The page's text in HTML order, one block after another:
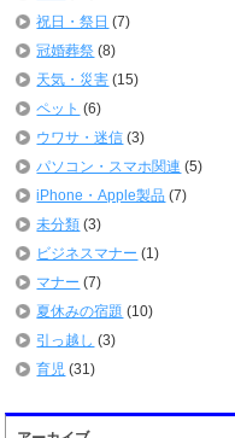
祝日・祭日 (7)
冠婚葬祭 (8)
天気・災害 (15)
ペット (6)
ウワサ・迷信 (3)
パソコン・スマホ関連 (5)
iPhone・Apple製品 (7)
未分類 (3)
ビジネスマナー (1)
マナー (7)
夏休みの宿題 (10)
引っ越し (3)
育児 (31)